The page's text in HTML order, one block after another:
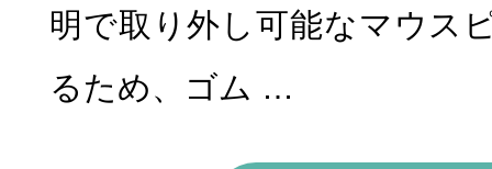
明で取り外し可能なマウス
るため、ゴム …